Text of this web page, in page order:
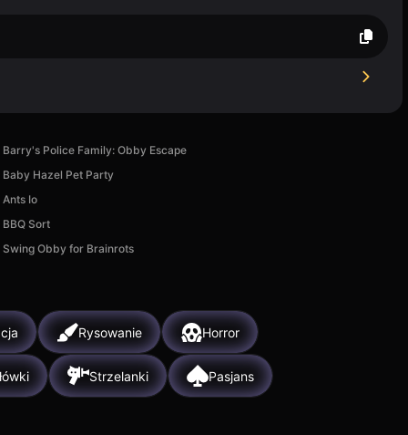
Barry's Police Family: Obby Escape
Baby Hazel Pet Party
Ants Io
BBQ Sort
Swing Obby for Brainrots
Rysowanie Horror
Strzelanki Pasjans